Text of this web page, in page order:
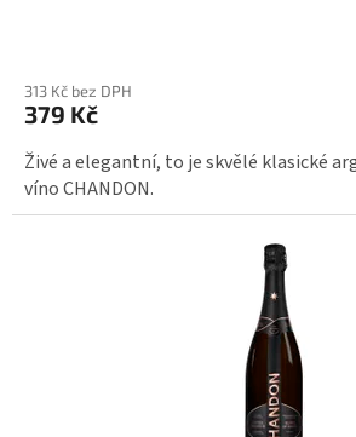
313 Kč bez DPH
379 Kč
Živé a elegantní, to je skvělé klasické
víno CHANDON.